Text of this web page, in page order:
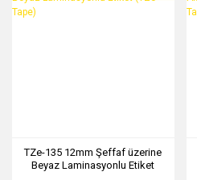
TZe-135 12mm Şeffaf üzerine
Beyaz Laminasyonlu Etiket